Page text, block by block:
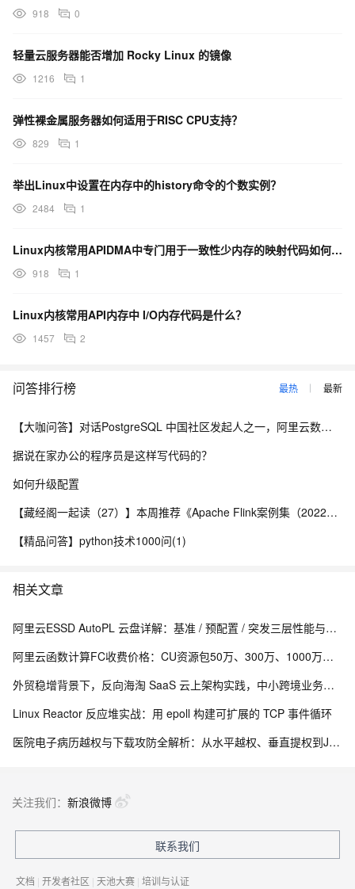
918 0
轻量云服务器能否增加 Rocky Linux 的镜像
1216 1
弹性裸金属服务器如何适用于RISC CPU支持？
829 1
举出Linux中设置在内存中的history命令的个数实例？
2484 1
Linux内核常用APIDMA中专门用于一致性少内存的映射代码如何编写？
918 1
Linux内核常用API内存中 I/O内存代码是什么？
1457 2
问答排行榜 最热 最新
【大咖问答】对话PostgreSQL 中国社区发起人之一，阿里云数据库高级专家 德哥
据说在家办公的程序员是这样写代码的？
如何升级配置
【藏经阁一起读（27）】本周推荐《Apache Flink案例集（2022版）》，你有哪些心得？
【精品问答】python技术1000问(1)
相关文章
阿里云ESSD AutoPL 云盘详解：基准 / 预配置 / 突发三层性能与费用封顶机制
阿里云函数计算FC收费价格：CU资源包50万、300万、1000万、2亿、20亿及4000万CU费用清单
外贸稳增背景下，反向海淘 SaaS 云上架构实践，中小跨境业务如何低成本扛住流量脉冲
Linux Reactor 反应堆实战：用 epoll 构建可扩展的 TCP 事件循环
医院电子病历越权与下载攻防全解析：从水平越权、垂直提权到JWT防线与目录穿越
关注我们： 新浪微博
联系我们
文档 | 开发者社区 | 天池大赛 | 培训与认证